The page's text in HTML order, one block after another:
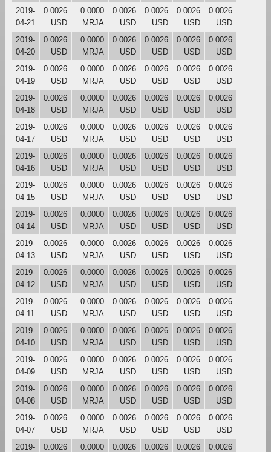
2019-
04-21
0.0026
USD
0.0000
MRJA
0.0026
USD
0.0026
USD
0.0026
USD
0.0026
USD
2019-
04-20
0.0026
USD
0.0000
MRJA
0.0026
USD
0.0026
USD
0.0026
USD
0.0026
USD
2019-
04-19
0.0026
USD
0.0000
MRJA
0.0026
USD
0.0026
USD
0.0026
USD
0.0026
USD
2019-
04-18
0.0026
USD
0.0000
MRJA
0.0026
USD
0.0026
USD
0.0026
USD
0.0026
USD
2019-
04-17
0.0026
USD
0.0000
MRJA
0.0026
USD
0.0026
USD
0.0026
USD
0.0026
USD
2019-
04-16
0.0026
USD
0.0000
MRJA
0.0026
USD
0.0026
USD
0.0026
USD
0.0026
USD
2019-
04-15
0.0026
USD
0.0000
MRJA
0.0026
USD
0.0026
USD
0.0026
USD
0.0026
USD
2019-
04-14
0.0026
USD
0.0000
MRJA
0.0026
USD
0.0026
USD
0.0026
USD
0.0026
USD
2019-
04-13
0.0026
USD
0.0000
MRJA
0.0026
USD
0.0026
USD
0.0026
USD
0.0026
USD
2019-
04-12
0.0026
USD
0.0000
MRJA
0.0026
USD
0.0026
USD
0.0026
USD
0.0026
USD
2019-
04-11
0.0026
USD
0.0000
MRJA
0.0026
USD
0.0026
USD
0.0026
USD
0.0026
USD
2019-
04-10
0.0026
USD
0.0000
MRJA
0.0026
USD
0.0026
USD
0.0026
USD
0.0026
USD
2019-
04-09
0.0026
USD
0.0000
MRJA
0.0026
USD
0.0026
USD
0.0026
USD
0.0026
USD
2019-
04-08
0.0026
USD
0.0000
MRJA
0.0026
USD
0.0026
USD
0.0026
USD
0.0026
USD
2019-
04-07
0.0026
USD
0.0000
MRJA
0.0026
USD
0.0026
USD
0.0026
USD
0.0026
USD
2019-
0.0026
0.0000
0.0026
0.0026
0.0026
0.0026